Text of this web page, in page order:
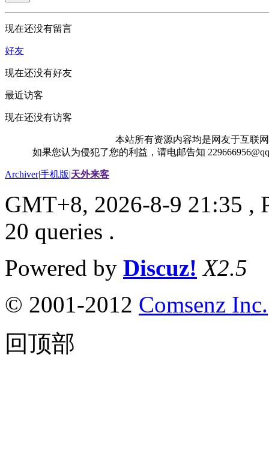
现在还没有留言
好友
现在还没有好友
最近访客
现在还没有访客
本站所有资源内容均是网友于互联
如果您认为侵犯了您的利益，请电邮告知
Archiver|手机版|天外来客
GMT+8, 2026-8-9 21:35 ,
20 queries .
Powered by Discuz! X2.5
© 2001-2012 Comsenz Inc.
回顶部